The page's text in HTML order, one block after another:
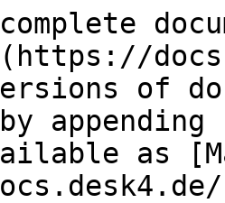
of
as